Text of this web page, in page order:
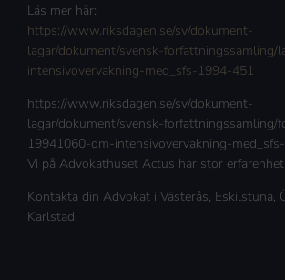
Läs mer här:
https://www.riksdagen.se/sv/dokument-
lagar/dokument/svensk-
intensivovervakning-med_sfs-1994-451
https://www.riksdagen.se/sv/dokument-
lagar/dokument/svensk-forfattningssamling/
19941060-om-intensivovervakning-
Vi på Advokathuset Actus har stor
Kontakta din Advokat i Västerås, Eskilstuna,
Karlstad.